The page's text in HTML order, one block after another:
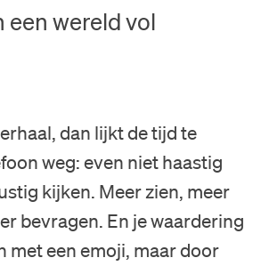
een wereld vol
dan lijkt de tijd te
weg: even niet haastig
kijken. Meer zien, meer
bevragen. En je waardering
met een emoji, maar door